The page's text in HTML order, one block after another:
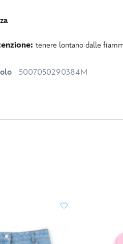
tenere lontano dalle
5007050290384M